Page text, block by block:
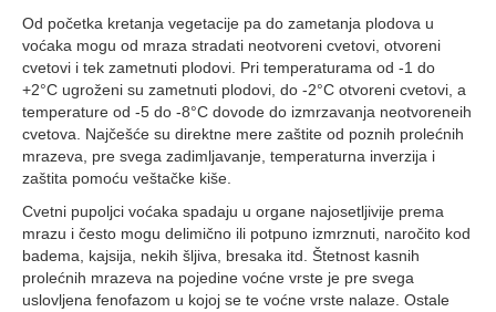
Od početka kretanja vegetacije pa do zametanja plodova u
voćaka mogu od mraza stradati neotvoreni cvetovi, otvoreni
cvetovi i tek zametnuti plodovi. Pri temperaturama od -1 do
+2°C ugroženi su zametnuti plodovi, do -2°C otvoreni cvetovi, a
temperature od -5 do -8°C dovode do izmrzavanja neotvoreneih
cvetova. Najčešće su direktne mere zaštite od poznih prolećnih
mrazeva, pre svega zadimljavanje, temperaturna inverzija i
zaštita pomoću veštačke kiše.
Cvetni pupoljci voćaka spadaju u organe najosetljivije prema
mrazu i često mogu delimično ili potpuno izmrznuti, naročito kod
badema, kajsija, nekih šljiva, bresaka itd. Štetnost kasnih
prolećnih mrazeva na pojedine voćne vrste je pre svega
uslovljena fenofazom u kojoj se te voćne vrste nalaze. Ostale